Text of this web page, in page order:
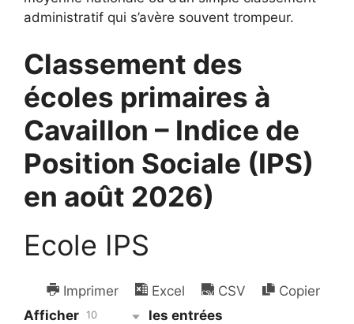
administratif qui s’avère souvent trompeur.
Classement des
écoles primaires à
Cavaillon – Indice de
Position Sociale (IPS)
en août 2026)
Ecole IPS
Imprimer Excel CSV
Copier
Afficher 10 les entrées